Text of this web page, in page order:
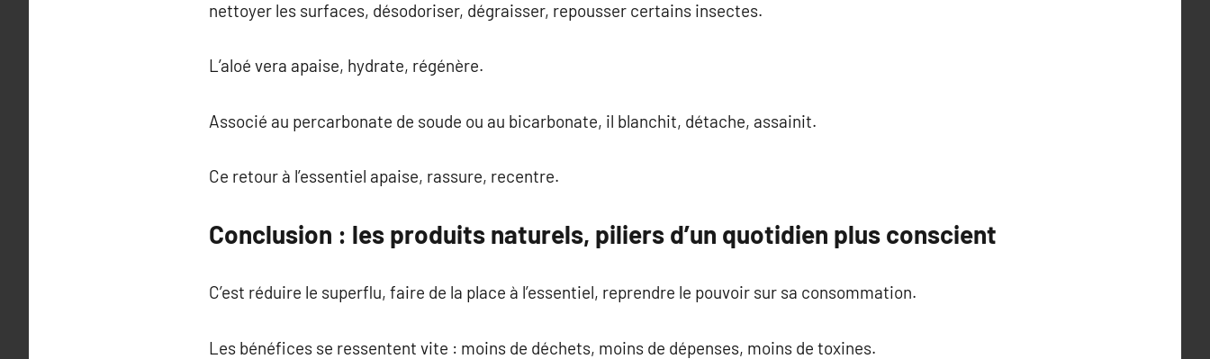
nettoyer les surfaces, désodoriser, dégraisser, repousser certains insectes.
L’aloé vera apaise, hydrate, régénère.
Associé au percarbonate de soude ou au bicarbonate, il blanchit, détache, assainit.
Ce retour à l’essentiel apaise, rassure, recentre.
Conclusion : les produits naturels, piliers d’un quotidien plus conscient
C’est réduire le superflu, faire de la place à l’essentiel, reprendre le pouvoir sur sa consommation.
Les bénéfices se ressentent vite : moins de déchets, moins de dépenses, moins de toxines.